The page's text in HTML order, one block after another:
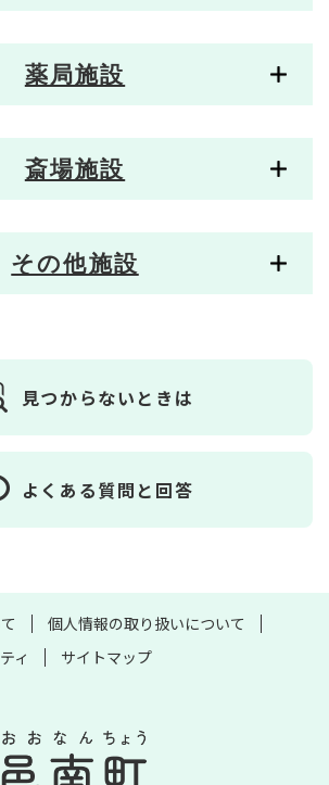
薬局施設
斎場施設
その他施設
見つからないときは
よくある質問と回答
個人情報の取り扱いについて
ィ
サイトマップ